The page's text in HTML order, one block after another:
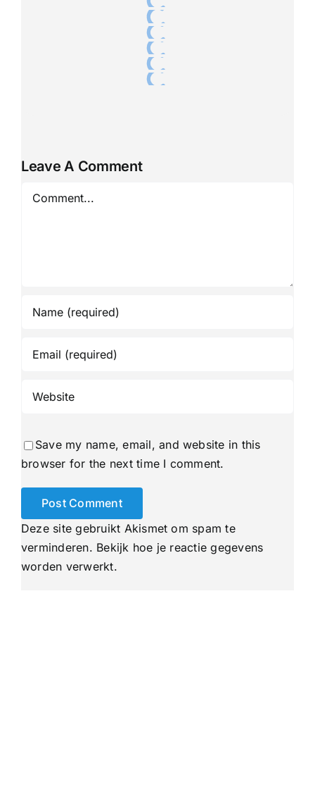
Leave A Comment
Comment
Save my name, email, and website in this
browser for the next time I comment.
Deze site gebruikt Akismet om spam te
verminderen. Bekijk hoe je reactie gegevens
worden verwerkt.